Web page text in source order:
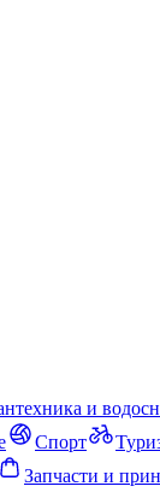
и
Спорт
Запчасти и